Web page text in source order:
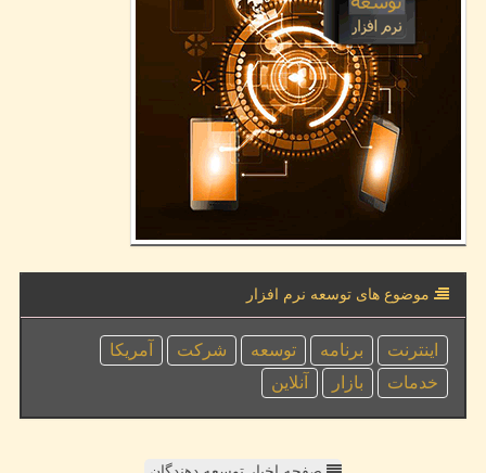
موضوع های توسعه نرم افزار
اینترنت برنامه توسعه شركت
آمریكا
خدمات
بازار آنلاین